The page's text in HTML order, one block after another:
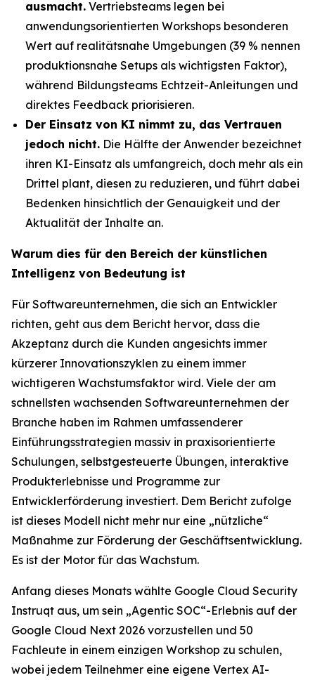
ausmacht. Vertriebsteams legen bei
anwendungsorientierten Workshops besonderen
Wert auf realitätsnahe Umgebungen (39 % nennen
produktionsnahe Setups als wichtigsten Faktor),
während Bildungsteams Echtzeit-Anleitungen und
direktes Feedback priorisieren.
Der Einsatz von KI nimmt zu, das Vertrauen
jedoch nicht. Die Hälfte der Anwender bezeichnet
ihren KI-Einsatz als umfangreich, doch mehr als ein
Drittel plant, diesen zu reduzieren, und führt dabei
Bedenken hinsichtlich der Genauigkeit und der
Aktualität der Inhalte an.
Warum dies für den Bereich der künstlichen
Intelligenz von Bedeutung ist
Für Softwareunternehmen, die sich an Entwickler
richten, geht aus dem Bericht hervor, dass die
Akzeptanz durch die Kunden angesichts immer
kürzerer Innovationszyklen zu einem immer
wichtigeren Wachstumsfaktor wird. Viele der am
schnellsten wachsenden Softwareunternehmen der
Branche haben im Rahmen umfassenderer
Einführungsstrategien massiv in praxisorientierte
Schulungen, selbstgesteuerte Übungen, interaktive
Produkterlebnisse und Programme zur
Entwicklerförderung investiert. Dem Bericht zufolge
ist dieses Modell nicht mehr nur eine „nützliche“
Maßnahme zur Förderung der Geschäftsentwicklung.
Es ist der Motor für das Wachstum.
Anfang dieses Monats wählte Google Cloud Security
Instruqt aus, um sein „Agentic SOC“-Erlebnis auf der
Google Cloud Next 2026 vorzustellen und 50
Fachleute in einem einzigen Workshop zu schulen,
wobei jedem Teilnehmer eine eigene Vertex AI-